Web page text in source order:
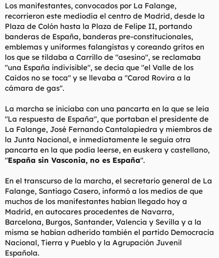
Los manifestantes, convocados por La Falange,
recorrieron este mediodía el centro de Madrid, desde la
Plaza de Colón hasta la Plaza de Felipe II, portando
banderas de España, banderas pre-constitucionales,
emblemas y uniformes falangistas y coreando gritos en
los que se tildaba a Carrillo de "asesino", se reclamaba
"una España indivisible", se decía que "el Valle de los
Caídos no se toca" y se llevaba a "Carod Rovira a la
cámara de gas".
La marcha se iniciaba con una pancarta en la que se leía
"La respuesta de España", que portaban el presidente de
La Falange, José Fernando Cantalapiedra y miembros de
la Junta Nacional, e inmediatamente le seguía otra
pancarta en la que podía leerse, en euskera y castellano,
"España sin Vasconia, no es España".
En el transcurso de la marcha, el secretario general de La
Falange, Santiago Casero, informó a los medios de que
muchos de los manifestantes habían llegado hoy a
Madrid, en autocares procedentes de Navarra,
Barcelona, Burgos, Santander, Valencia y Sevilla y a la
misma se habían adherido también el partido Democracia
Nacional, Tierra y Pueblo y la Agrupación Juvenil
Española.